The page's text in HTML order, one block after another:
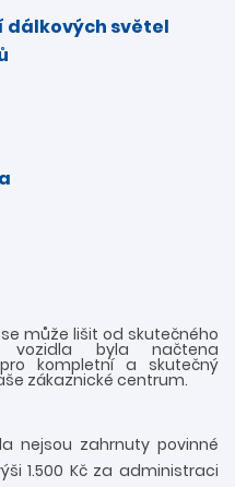
světel
může lišit od skutečného
vozidla byla načtena
kompletní a skutečný
zákaznické centrum.
nejsou zahrnuty povinné
1.500 Kč za administraci